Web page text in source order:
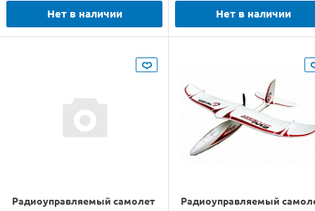
Нет в наличии Нет в наличии
Радиоуправляемый самолет
Радиоуправляемый